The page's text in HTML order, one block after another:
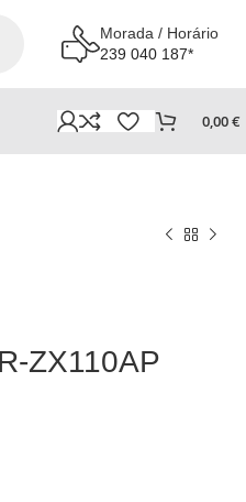
Morada / Horário
239 040 187*
0,00€
ZX110AP